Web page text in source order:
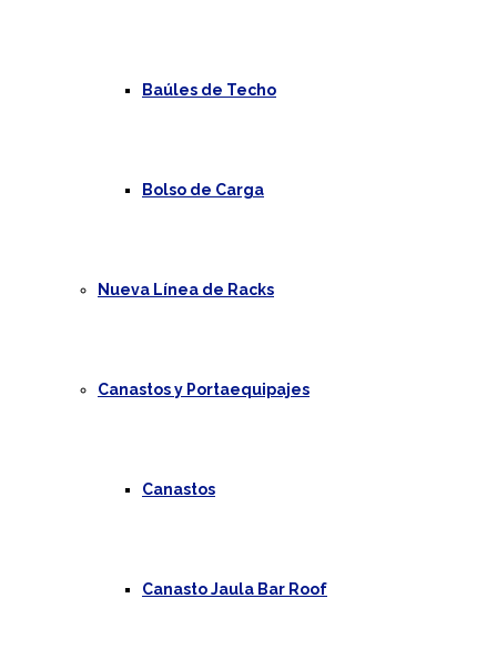
Baúles de Techo
Bolso de Carga
Nueva Línea de Racks
Canastos y Portaequipajes
Canastos
Canasto Jaula Bar Roof